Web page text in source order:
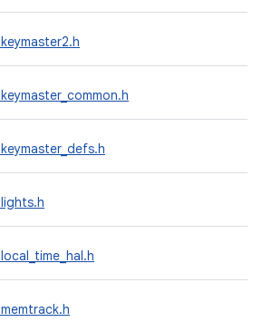
keymaster2.h
keymaster_common.h
keymaster_defs.h
lights.h
local_time_hal.h
memtrack.h